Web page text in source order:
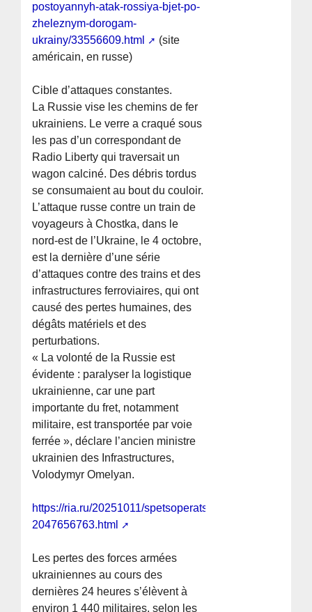
postoyannyh-atak-rossiya-bjet-po-
zheleznym-dorogam-
ukrainy/33556609.html
(site
américain, en russe)
Cible d’attaques constantes.
La Russie vise les chemins de fer
ukrainiens. Le verre a craqué sous
les pas d’un correspondant de
Radio Liberty qui traversait un
wagon calciné. Des débris tordus
se consumaient au bout du couloir.
L’attaque russe contre un train de
voyageurs à Chostka, dans le
nord-est de l’Ukraine, le 4 octobre,
est la dernière d’une série
d’attaques contre des trains et des
infrastructures ferroviaires, qui ont
causé des pertes humaines, des
dégâts matériels et des
perturbations.
« La volonté de la Russie est
évidente : paralyser la logistique
ukrainienne, car une part
importante du fret, notamment
militaire, est transportée par voie
ferrée », déclare l’ancien ministre
ukrainien des Infrastructures,
Volodymyr Omelyan.
https://ria.ru/20251011/spetsoperatsiya-
2047656763.html
Les pertes des forces armées
ukrainiennes au cours des
dernières 24 heures s’élèvent à
environ 1 440 militaires, selon les